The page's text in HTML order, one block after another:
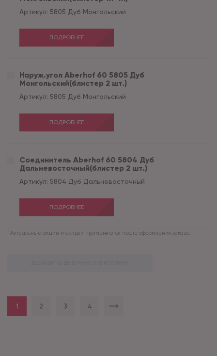
Артикул: 5805 Дуб Монгольский
ПОДРОБНЕЕ
Наруж.угол Aberhof 60 5805 Дуб
Монгольский(блистер 2 шт.)
Артикул: 5805 Дуб Монгольский
ПОДРОБНЕЕ
Соединитель Aberhof 60 5804 Дуб
Дальневосточный(блистер 2 шт.)
Артикул: 5804 Дуб Дальневосточный
ПОДРОБНЕЕ
* Актуальные акции и скидки применяются после оформления заказа.
1 2 3 4